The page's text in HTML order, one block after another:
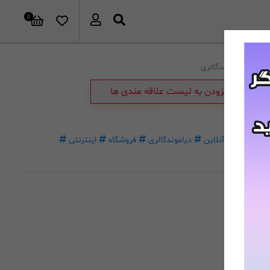
0
برند: دیاموندگالری
افزودن به لیست علاقه مندی ها
آنلاین دیاموندگالری فروشگاه
اینترنتی